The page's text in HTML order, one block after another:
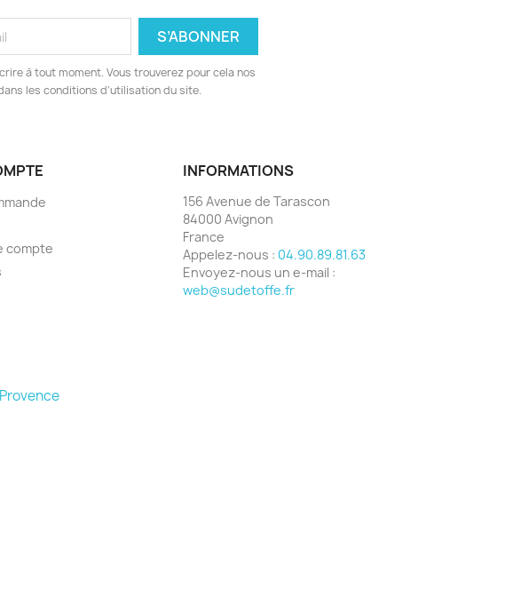
à tout moment. Vous trouverez pour cela nos
les conditions d'utilisation du site.
compte
INFORMATIONS
156 Avenue de Tarascon
84000 Avignon
France
Appelez-nous : 04.90.89.81.63
Envoyez-nous un e-mail :
web@sudetoffe.fr